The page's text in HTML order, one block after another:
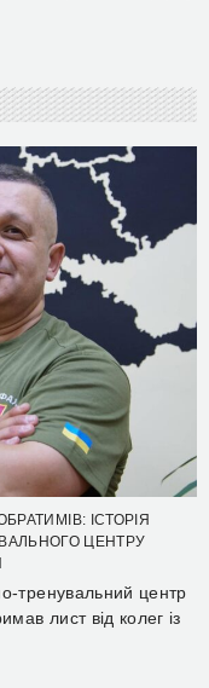
ІСТОРІЯ
ЦЕНТРУ
тренувальний центр
лист від колег із